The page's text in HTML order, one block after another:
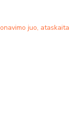
juo, ataskaita